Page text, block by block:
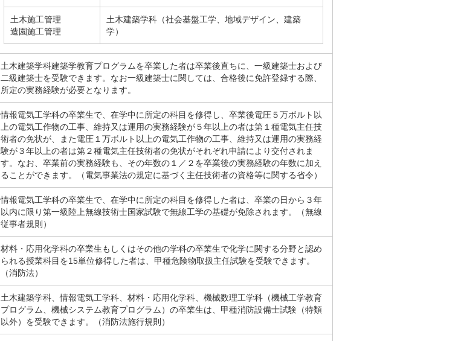
土木施工管理
造園施工管理
土木建築学科（社会基盤工学、地域デザイン、建築
学）
土木建築学科建築学教育プログラムを卒業した者は卒業後直ちに、一級建築士および
二級建築士を受験できます。なお一級建築士に関しては、合格後に免許登録する際、
所定の実務経験が必要となります。
情報電気工学科の卒業生で、在学中に所定の科目を修得し、卒業後電圧５万ボルト以
上の電気工作物の工事、維持又は運用の実務経験が５年以上の者は第１種電気主任技
術者の免状が、また電圧１万ボルト以上の電気工作物の工事、維持又は運用の実務経
験が３年以上の者は第２種電気主任技術者の免状がそれぞれ申請により交付されま
す。なお、卒業前の実務経験も、その年数の１／２を卒業後の実務経験の年数に加え
ることができます。（電気事業法の規定に基づく主任技術者の資格等に関する省令）
情報電気工学科の卒業生で、在学中に所定の科目を修得した者は、卒業の日から３年
以内に限り第一級陸上無線技術士国家試験で無線工学の基礎が免除されます。（無線
従事者規則）
材料・応用化学科の卒業生もしくはその他の学科の卒業生で化学に関する分野と認め
られる授業科目を15単位修得した者は、甲種危険物取扱主任試験を受験できます。
（消防法）
土木建築学科、情報電気工学科、材料・応用化学科、機械数理工学科（機械工学教育
プログラム、機械システム教育プログラム）の卒業生は、甲種消防設備士試験（特類
以外）を受験できます。（消防法施行規則）